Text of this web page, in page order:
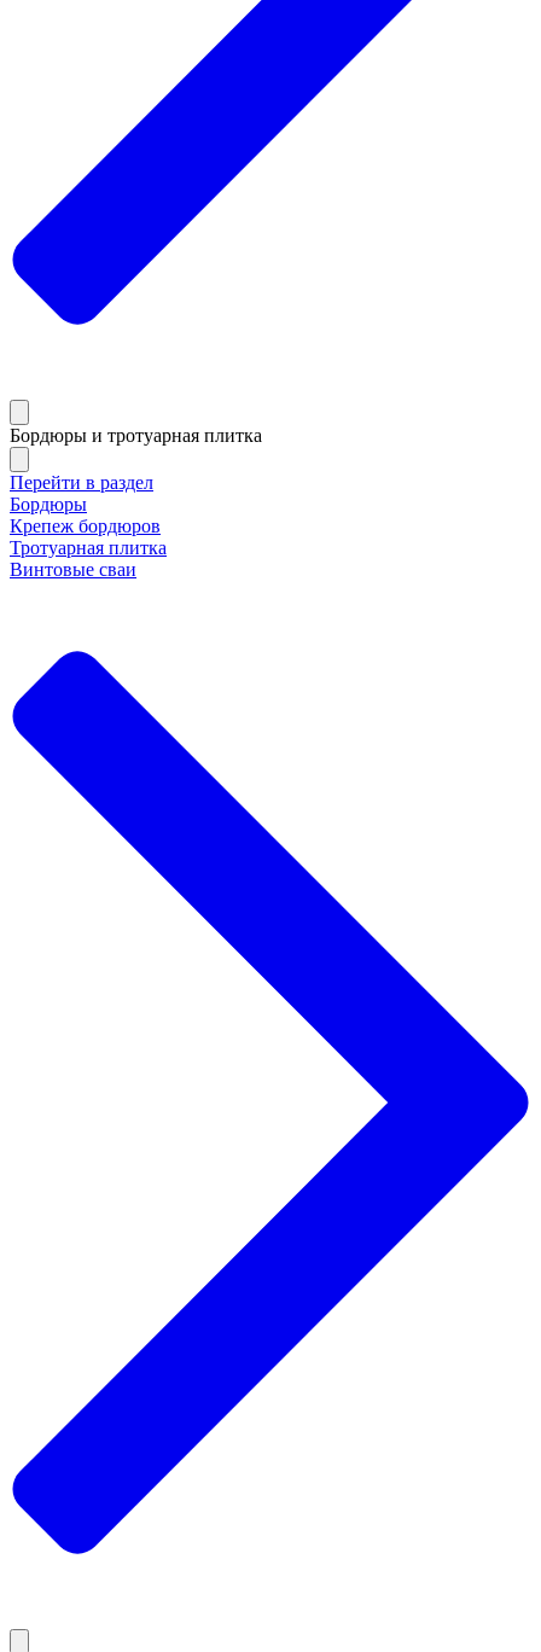
Бордюры и тротуарная плитка
Перейти в раздел
Бордюры
Крепеж бордюров
Тротуарная плитка
Винтовые сваи